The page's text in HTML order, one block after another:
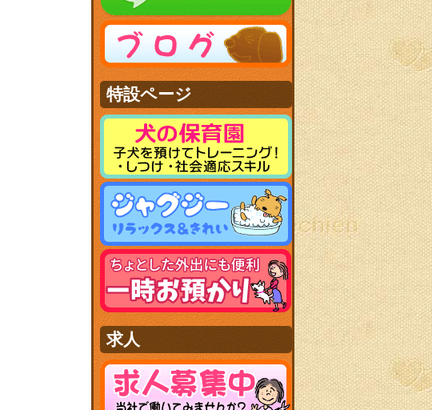
特設ページ
求人